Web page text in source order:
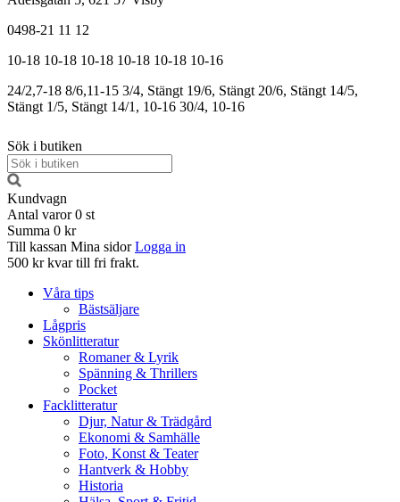
0498-21 11 12
10-18 10-18 10-18 10-18 10-18 10-16
24/2,7-18 8/6,11-15 3/4, Stängt 19/6, Stängt 20/6, Stängt 14/5,
Stängt 1/5, Stängt 14/1, 10-16 30/4, 10-16
Sök i butiken
Kundvagn
Antal varor 0 st
Summa 0 kr
Till kassan Mina sidor Logga in
500 kr kvar till fri frakt.
Våra tips
Bästsäljare
Lågpris
Skönlitteratur
Romaner & Lyrik
Spänning & Thrillers
Pocket
Facklitteratur
Djur, Natur & Trädgård
Ekonomi & Samhälle
Foto, Konst & Teater
Hantverk & Hobby
Historia